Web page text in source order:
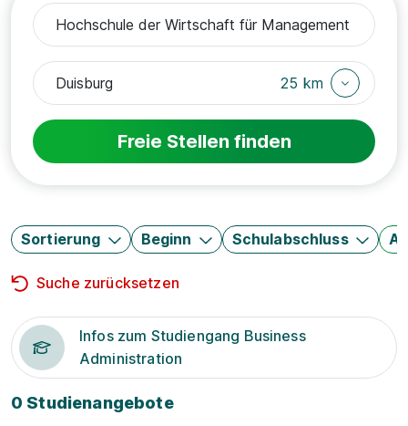
25 km
Freie Stellen finden
Sortierung Beginn Schulabschluss
Suche zurücksetzen
Infos zum Studiengang Business
Administration
0 Studienangebote